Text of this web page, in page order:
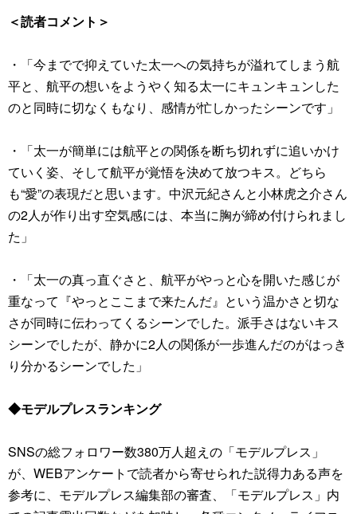
＜読者コメント＞
・「今までで抑えていた太一への気持ちが溢れてしまう航
平と、航平の想いをようやく知る太一にキュンキュンした
のと同時に切なくもなり、感情が忙しかったシーンです」
・「太一が簡単には航平との関係を断ち切れずに追いかけ
ていく姿、そして航平が覚悟を決めて放つキス。どちら
も“愛”の表現だと思います。中沢元紀さんと小林虎之介さん
の2人が作り出す空気感には、本当に胸が締め付けられまし
た」
・「太一の真っ直ぐさと、航平がやっと心を開いた感じが
重なって『やっとここまで来たんだ』という温かさと切な
さが同時に伝わってくるシーンでした。派手さはないキス
シーンでしたが、静かに2人の関係が一歩進んだのがはっき
り分かるシーンでした」
◆モデルプレスランキング
SNSの総フォロワー数380万人超えの「モデルプレス」
が、WEBアンケートで読者から寄せられた説得力ある声を
参考に、モデルプレス編集部の審査、「モデルプレス」内